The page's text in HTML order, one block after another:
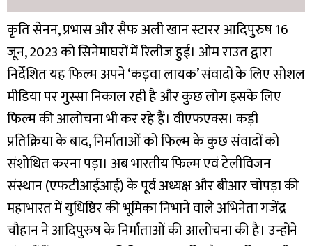
कृति सेनन, प्रभास और सैफ अली खान स्टारर आदिपुरुष 16
जून, 2023 को सिनेमाघरों में रिलीज हुई। ओम राउत द्वारा
निर्देशित यह फिल्म अपने ‘कड़वा लायक’ संवादों के लिए सोशल
मीडिया पर गुस्सा निकाल रही है और कुछ लोग इसके लिए
फिल्म की आलोचना भी कर रहे हैं। वीएफएक्स। कड़ी
प्रतिक्रिया के बाद, निर्माताओं को फिल्म के कुछ संवादों को
संशोधित करना पड़ा। अब भारतीय फिल्म एवं टेलीविजन
संस्थान (एफटीआईआई) के पूर्व अध्यक्ष और बीआर चोपड़ा की
महाभारत में युधिष्ठिर की भूमिका निभाने वाले अभिनेता गजेंद्र
चौहान ने आदिपुरुष के निर्माताओं की आलोचना की है। उन्होंने